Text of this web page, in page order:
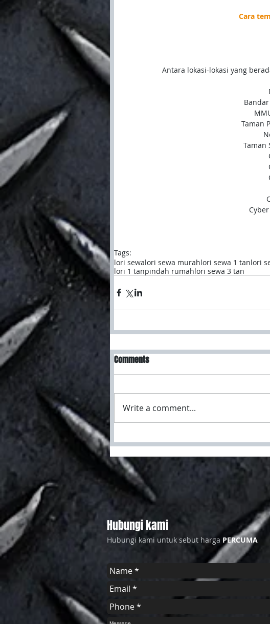
Cara
Antara lokasi-lokasi yang
Taman
Taman
Tags:
lori sewalori sewa murahlori sewa 1 tanlori
lori 1 tanpindah rumahlori sewa 3 tan
Comments
Write a comment...
Hubungi kami
Hubungi kami untuk sebut harga PERCUMA